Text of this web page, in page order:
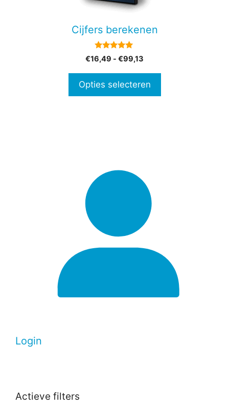
Cijfers berekenen
5.00
van 5
€16,49 - €99,13
€99,13
Opties selecteren
productpagina
Login
Actieve filters